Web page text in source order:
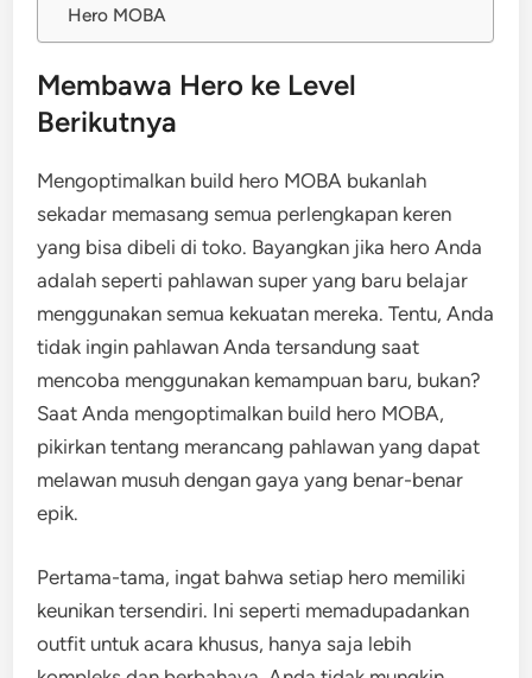
Hero MOBA
Membawa Hero ke Level
Berikutnya
Mengoptimalkan build hero MOBA bukanlah
sekadar memasang semua perlengkapan keren
yang bisa dibeli di toko. Bayangkan jika hero Anda
adalah seperti pahlawan super yang baru belajar
menggunakan semua kekuatan mereka. Tentu, Anda
tidak ingin pahlawan Anda tersandung saat
mencoba menggunakan kemampuan baru, bukan?
Saat Anda mengoptimalkan build hero MOBA,
pikirkan tentang merancang pahlawan yang dapat
melawan musuh dengan gaya yang benar-benar
epik.
Pertama-tama, ingat bahwa setiap hero memiliki
keunikan tersendiri. Ini seperti memadupadankan
outfit untuk acara khusus, hanya saja lebih